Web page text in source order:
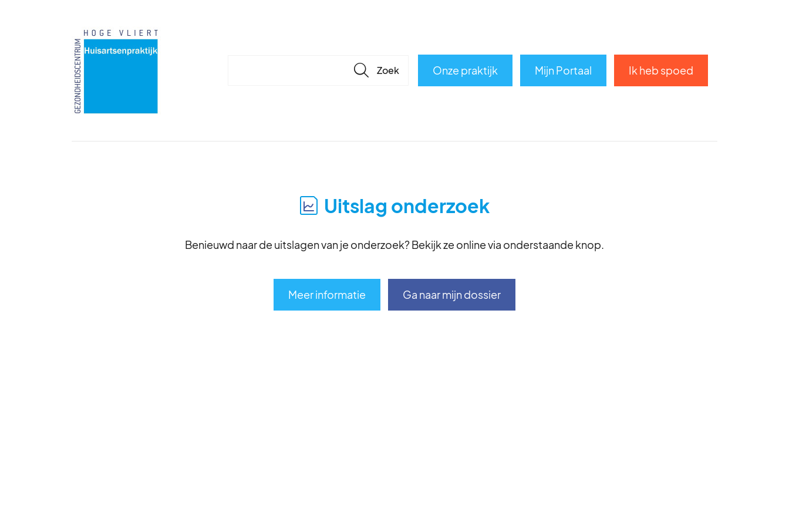
🔎 Onze praktijk Mijn Portaal Ik heb spoed
Uitslag onderzoek
Benieuwd naar de uitslagen van je onderzoek? Bekijk ze online via onderstaande knop.
Meer informatie Ga naar mijn dossier